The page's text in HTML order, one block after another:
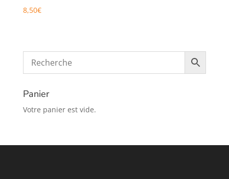
8,50€
Panier
Votre panier est vide.